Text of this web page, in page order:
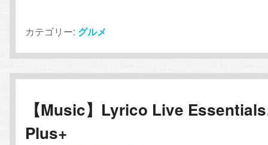
カテゴリー: グルメ
【Music】Lyrico Live
Plus+